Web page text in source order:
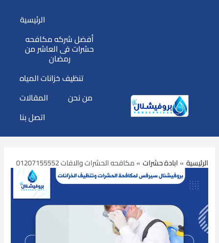
الرئيسية
أفضل شركه مكافحه
حشرات فى العاشر من
رمضان
تنظيف خزانات المياه
المقالات
من نحن
اتصل بنا
الرئيسية ابادة حشرات مكافحه الحشرات والافات 01207155552